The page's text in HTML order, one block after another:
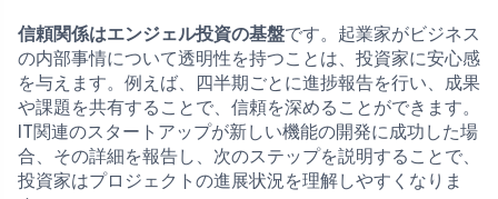
信頼関係はエンジェル投資の基盤です。起業家がビジネス
の内部事情について透明性を持つことは、投資家に安心感
を与えます。例えば、四半期ごとに進捗報告を行い、成果
や課題を共有することで、信頼を深めることができます。
IT関連のスタートアップが新しい機能の開発に成功した場
合、その詳細を報告し、次のステップを説明することで、
投資家はプロジェクトの進展状況を理解しやすくなりま